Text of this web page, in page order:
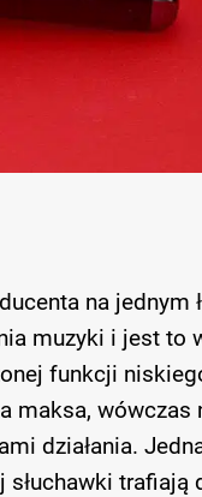
na
muzyki i jest to
funkcji
maksa,
działania.
słuchawki